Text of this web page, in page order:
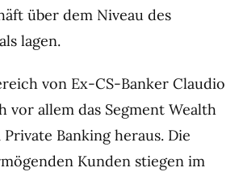
über dem Niveau des
lagen.
von Ex-CS-Banker Claudio
vor allem das Segment Wealth
Banking heraus. Die
Kunden stiegen im